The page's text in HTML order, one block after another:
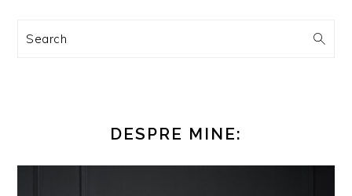
Search
DESPRE MINE: